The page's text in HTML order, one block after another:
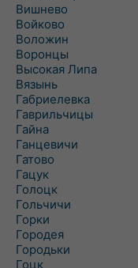
Вишнево
Войково
Воложин
Воронцы
Высокая Липа
Вязынь
Габриелевка
Гаврильчицы
Гайна
Ганцевичи
Гатово
Гацук
Голоцк
Гольчичи
Горки
Городея
Городьки
Гоцк